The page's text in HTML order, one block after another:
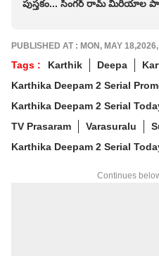
పుస్తకం... సింగర్ రామ్ మిరియాల
PUBLISHED AT : MON, MAY
Tags : Karthik Deepa
Karthika Deepam 2 Serial
Karthika Deepam 2 Serial
TV Prasaram
Varasuralu
Karthika Deepam 2 Serial
Continues